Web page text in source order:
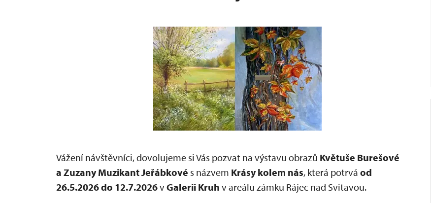
Vážení návštěvníci, dovolujeme si Vás pozvat na výstavu obrazů Květuše Burešové
a Zuzany Muzikant Jeřábkové s názvem Krásy kolem nás, která potrvá od
26.5.2026 do 12.7.2026vGalerii Kruh v areálu zámku Rájec nad Svitavou.